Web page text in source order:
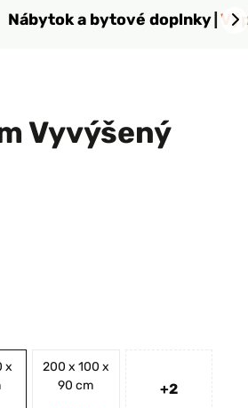
Nábytok a bytové doplnky
Vyvýšený
x
200 x 100 x
90 cm
+2